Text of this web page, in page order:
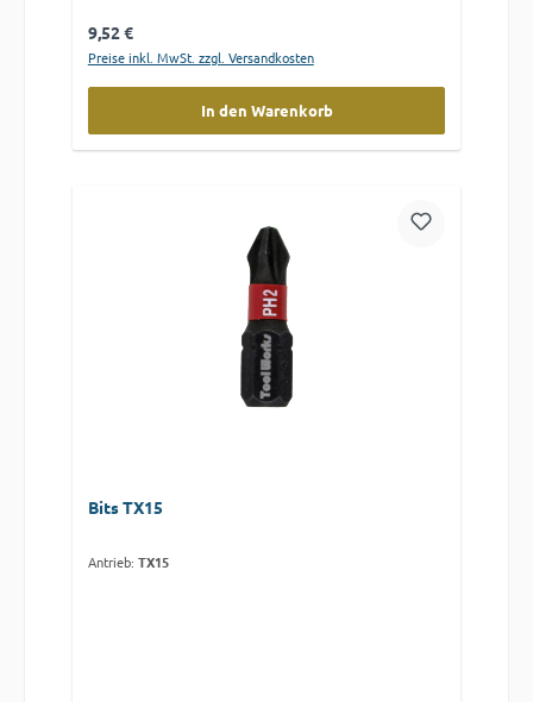
Regulärer Preis:
9,52 €
Preise inkl. MwSt. zzgl. Versandkosten
In den Warenkorb
Bits TX15
Antrieb: TX15